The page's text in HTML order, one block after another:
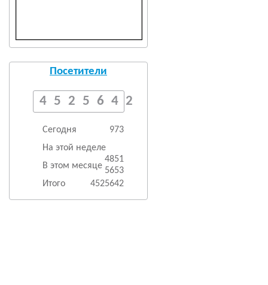
Посетители
4525642
Сегодня
973
На этой неделе
4851
В этом месяце 5653
Итого
4525642